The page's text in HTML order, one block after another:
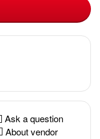
Ask a question
About vendor